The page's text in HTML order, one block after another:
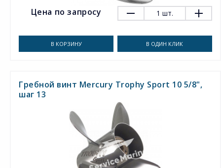
Цена по запросу 1 шт.
В КОРЗИНУ В ОДИН КЛИК
Гребной винт Mercury Trophy Sport 10 5/8",
шаг 13